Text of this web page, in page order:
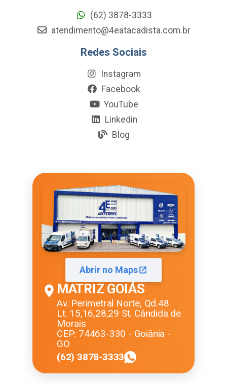
(62) 3878-3333
atendimento@4eatacadista.com.br
Redes Sociais
Instagram
Facebook
YouTube
Linkedin
Blog
Abrir no Maps
MATRIZ GOIÁS
Av. Perimetral Norte, Qd.48
Lt. 15,16,28,29 St. Cândida de
Morais
CEP: 74463-330 - Goiânia -
GO
(62) 3878-3333